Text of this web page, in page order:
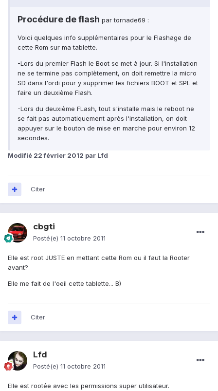
Procédure de flash par tornade69 :
Voici quelques info supplémentaires pour le Flashage de
cette Rom sur ma tablette.
-Lors du premier Flash le Boot se met à jour. Si l'installation
ne se termine pas complètement, on doit remettre la micro
SD dans l'ordi pour y supprimer les fichiers BOOT et SPL et
faire un deuxième Flash.
-Lors du deuxième FLash, tout s'installe mais le reboot ne
se fait pas automatiquement après l'installation, on doit
appuyer sur le bouton de mise en marche pour environ 12
secondes.
Modifié 22 février 2012 par Lfd
Citer
cbgti
Posté(e) 11 octobre 2011
Elle est root JUSTE en mettant cette Rom ou il faut la Rooter
avant?
Elle me fait de l'oeil cette tablette... B)
Citer
Lfd
Posté(e) 11 octobre 2011
Elle est rootée avec les permissions super utilisateur.